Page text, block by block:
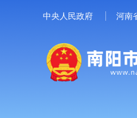
中央人民政府 河南